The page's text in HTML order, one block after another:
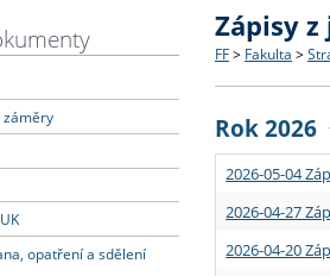
Struktura
Strategie
Podpora
Co
Učitelské
Rigorózní
O vědě a
Granty a
Aktuální
záměry
opatření a sdělení
Zápisy
FF > Fakulta >
Rok 2026
2026-05-04
2026-04-27
2026-04-20